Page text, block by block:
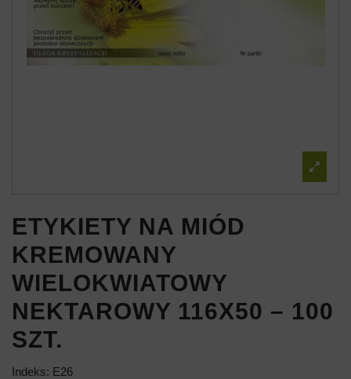
ETYKIETY NA MIÓD
KREMOWANY
WIELOKWIATOWY
NEKTAROWY 116X50 – 100
SZT.
Indeks: E26